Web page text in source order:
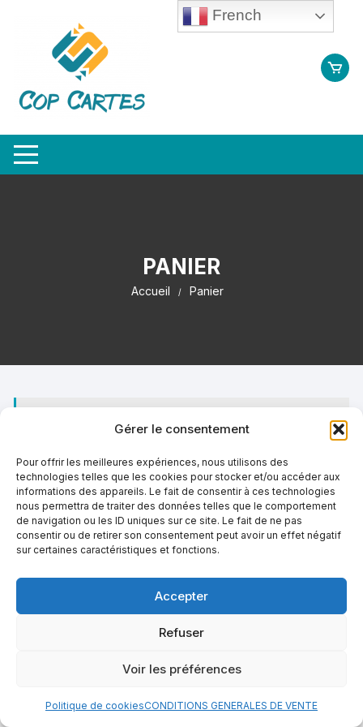
Gérer le consentement
Pour offrir les meilleures expériences, nous utilisons des
technologies telles que les cookies pour stocker et/ou accéder aux
informations des appareils. Le fait de consentir à ces technologies
nous permettra de traiter des données telles que le comportement
de navigation ou les ID uniques sur ce site. Le fait de ne pas
consentir ou de retirer son consentement peut avoir un effet négatif
sur certaines caractéristiques et fonctions.
Accepter
Refuser
Voir les préférences
Politique de cookiesCONDITIONS GENERALES DE VENTE
PANIER
Accueil Panier
RETOUR À LA BOUTIQUE
Copyright © 2026, Cop cartes. All rights reserved.
French